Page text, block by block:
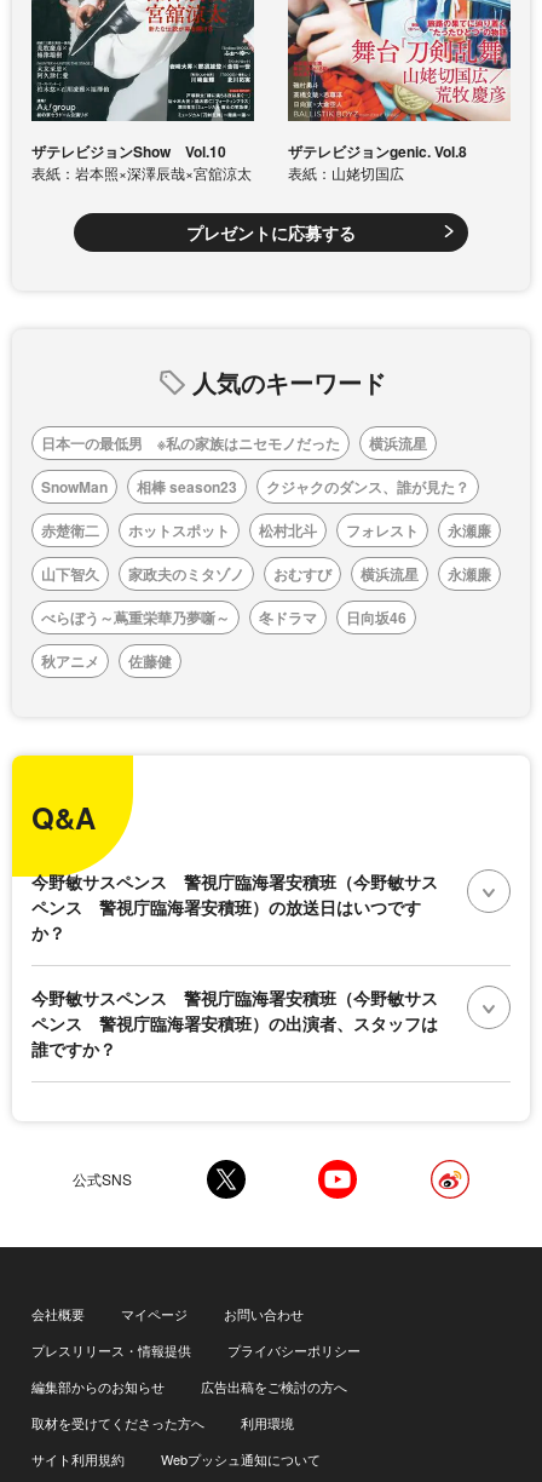
ザテレビジョンShow Vol.10
表紙：岩本照×深澤辰哉×宮舘涼太
ザテレビジョンgenic. Vol.8
表紙：山姥切国広
プレゼントに応募する
人気のキーワード
日本一の最低男 ※私の家族はニセモノだった
横浜流星
SnowMan
相棒 season23
クジャクのダンス、誰が見た？
赤楚衛二
ホットスポット 松村北斗 フォレスト
永瀬廉
山下智久
家政夫のミタゾノ おむすび 横浜流星
永瀬廉
べらぼう～蔦重栄華乃夢噺～
冬ドラマ
日向坂46
秋アニメ
佐藤健
Q&A
今野敏サスペンス 警視庁臨海署安積班（今野敏サス
ペンス 警視庁臨海署安積班）の放送日はいつです
か？
今野敏サスペンス 警視庁臨海署安積班（今野敏サス
ペンス 警視庁臨海署安積班）の出演者、スタッフは
誰ですか？
公式SNS
会社概要 マイページ
お問い合わせ
プレスリリース・情報提供
プライバシーポリシー
編集部からのお知らせ
広告出稿をご検討の方へ
取材を受けてくださった方へ
利用環境
サイト利用規約
Webプッシュ通知について